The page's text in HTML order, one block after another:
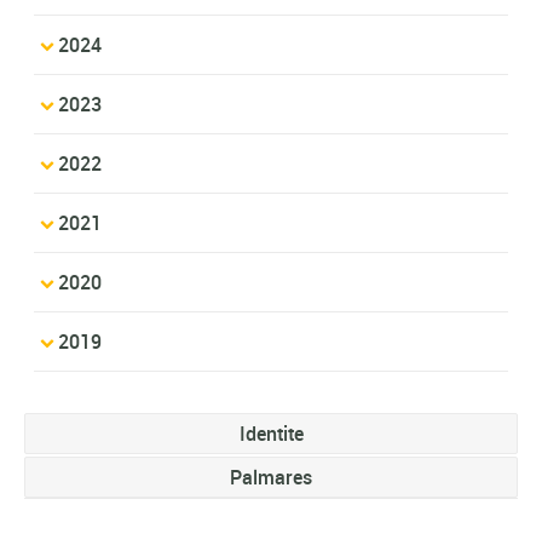
2024
2023
2022
2021
2020
2019
Identite
Palmares